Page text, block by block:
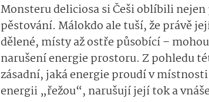
Monsteru deliciosa si Češi oblíbili
pěstování. Málokdo ale tuší, že právě
dělené, místy až ostře působící –
narušení energie prostoru. Z pohledu
zásadní, jaká energie proudí v
energii „řežou“, narušují její tok a